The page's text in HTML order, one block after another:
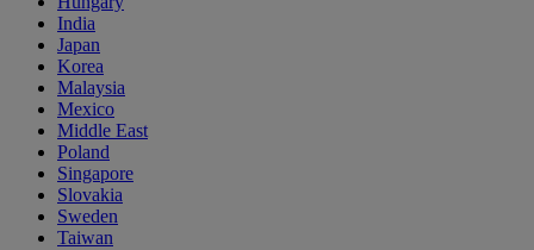
India
Japan
Korea
Malaysia
Mexico
Middle East
Poland
Singapore
Slovakia
Sweden
Taiwan